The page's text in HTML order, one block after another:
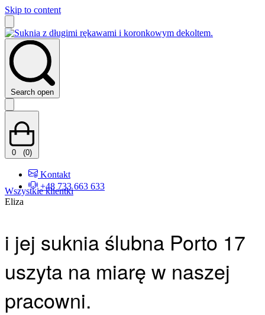
Skip to content
Search open
0 (0)
Kontakt
+48 733 663 633
Wszystkie klientki
Eliza
i jej suknia ślubna Porto 17
uszyta na miarę w naszej
pracowni.